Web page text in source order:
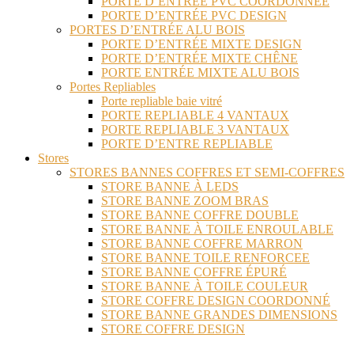
PORTE D’ENTRÉE PVC DESIGN
PORTES D’ENTRÉE ALU BOIS
PORTE D’ENTRÉE MIXTE DESIGN
PORTE D’ENTRÉE MIXTE CHÊNE
PORTE ENTRÉE MIXTE ALU BOIS
Portes Repliables
Porte repliable baie vitré
PORTE REPLIABLE 4 VANTAUX
PORTE REPLIABLE 3 VANTAUX
PORTE D’ENTRE REPLIABLE
Stores
STORES BANNES COFFRES ET SEMI-COFFRES
STORE BANNE À LEDS
STORE BANNE ZOOM BRAS
STORE BANNE COFFRE DOUBLE
STORE BANNE À TOILE ENROULABLE
STORE BANNE COFFRE MARRON
STORE BANNE TOILE RENFORCEE
STORE BANNE COFFRE ÉPURÉ
STORE BANNE À TOILE COULEUR
STORE COFFRE DESIGN COORDONNÉ
STORE BANNE GRANDES DIMENSIONS
STORE COFFRE DESIGN